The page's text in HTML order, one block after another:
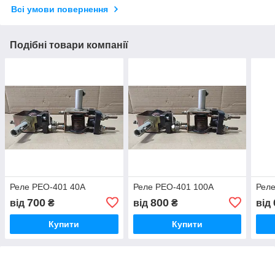
Всі умови повернення
Подібні товари компанії
Реле РЕО-401 40А
від 700 ₴
Купити
Реле РЕО-401 100А
від 800₴
Купити
від